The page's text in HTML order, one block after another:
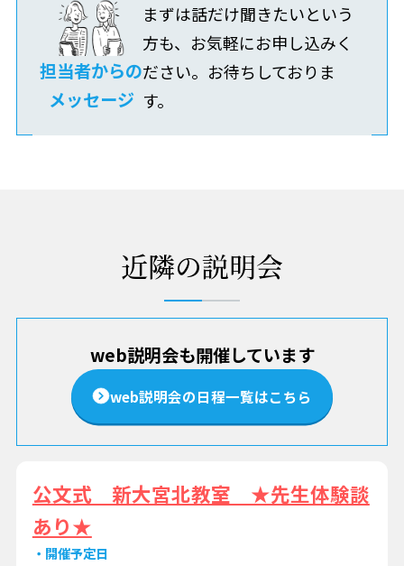
担当者からの
メッセージ
まずは話だけ聞きたいという
方も、お気軽にお申し込みく
ださい。お待ちしておりま
す。
近隣の説明会
web説明会も開催しています
web説明会の日程一覧はこちら
公文式 新大宮北教室 ★先生体験談
あり★
開催予定日